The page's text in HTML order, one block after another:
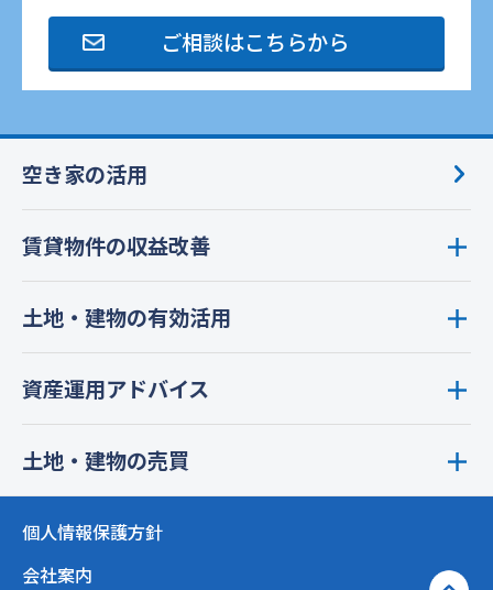
ご相談はこちらから
空き家の活用
賃貸物件の収益改善
土地・建物の有効活用
資産運用アドバイス
土地・建物の売買
個人情報保護方針
会社案内